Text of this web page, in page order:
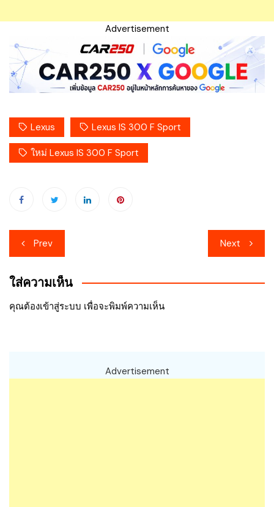
Advertisement
Lexus Lexus IS 300 F Sport
ใหม่ Lexus IS 300 F Sport
เมนู
นำทาง
เรื่อง
Prev Next
ใส่ความเห็น
คุณต้องเข้าสู่ระบบ เพื่อจะพิมพ์ความเห็น
Advertisement